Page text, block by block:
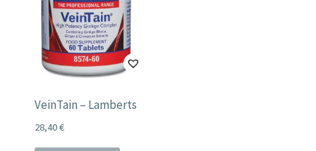
VeinTain – Lamberts
28,40€